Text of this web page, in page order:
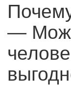
—